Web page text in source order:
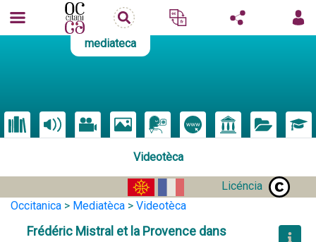
mediateca
Videotèca
Licéncia
Occitanica > Mediatèca > Videotèca
Frédéric Mistral et la Provence dans